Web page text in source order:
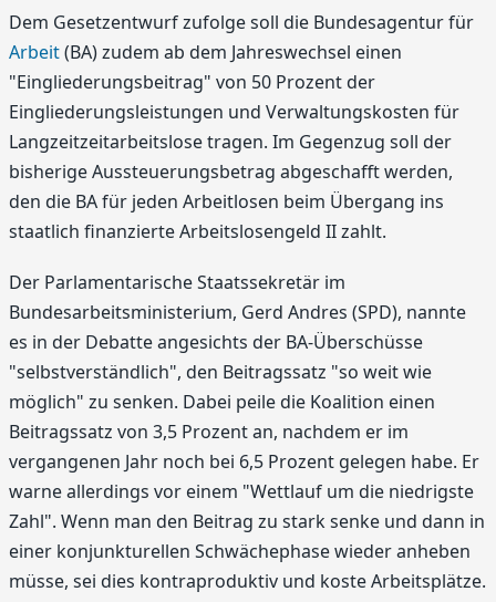
Dem Gesetzentwurf zufolge soll die Bundesagentur für
Arbeit(BA) zudem ab dem Jahreswechsel einen
"Eingliederungsbeitrag" von 50 Prozent der
Eingliederungsleistungen und Verwaltungskosten für
Langzeitzeitarbeitslose tragen. Im Gegenzug soll der
bisherige Aussteuerungsbetrag abgeschafft werden,
den die BA für jeden Arbeitlosen beim Übergang ins
staatlich finanzierte Arbeitslosengeld II zahlt.
Der Parlamentarische Staatssekretär im
Bundesarbeitsministerium, Gerd Andres (SPD), nannte
es in der Debatte angesichts der BA-Überschüsse
"selbstverständlich", den Beitragssatz "so weit wie
möglich" zu senken. Dabei peile die Koalition einen
Beitragssatz von 3,5 Prozent an, nachdem er im
vergangenen Jahr noch bei 6,5 Prozent gelegen habe. Er
warne allerdings vor einem "Wettlauf um die niedrigste
Zahl". Wenn man den Beitrag zu stark senke und dann in
einer konjunkturellen Schwächephase wieder anheben
müsse, sei dies kontraproduktiv und koste Arbeitsplätze.